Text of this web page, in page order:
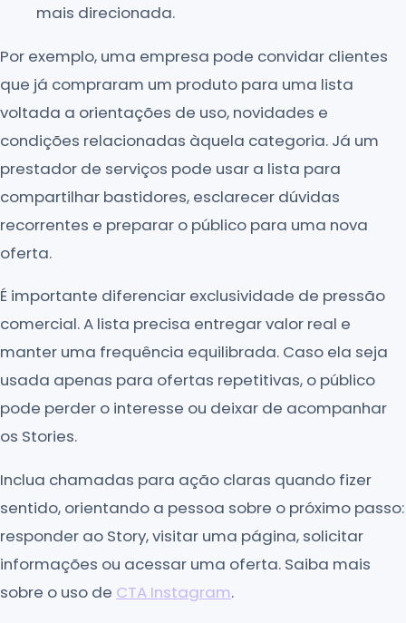
mais direcionada.
Por exemplo, uma empresa pode convidar clientes
que já compraram um produto para uma lista
voltada a orientações de uso, novidades e
condições relacionadas àquela categoria. Já um
prestador de serviços pode usar a lista para
compartilhar bastidores, esclarecer dúvidas
recorrentes e preparar o público para uma nova
oferta.
É importante diferenciar exclusividade de pressão
comercial. A lista precisa entregar valor real e
manter uma frequência equilibrada. Caso ela seja
usada apenas para ofertas repetitivas, o público
pode perder o interesse ou deixar de acompanhar
os Stories.
Inclua chamadas para ação claras quando fizer
sentido, orientando a pessoa sobre o próximo passo:
responder ao Story, visitar uma página, solicitar
informações ou acessar uma oferta. Saiba mais
sobre o uso de CTA Instagram.